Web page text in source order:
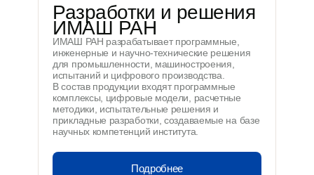
Разработки и решения
ИМАШ РАН
ИМАШ РАН разрабатывает программные,
инженерные и научно-технические решения
для промышленности, машиностроения,
испытаний и цифрового производства.
В состав продукции входят программные
комплексы, цифровые модели, расчетные
методики, испытательные решения и
прикладные разработки, создаваемые на базе
научных компетенций института.
Подробнее